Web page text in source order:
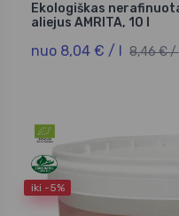
Ekologiškas
aliejus AMRITA, 10 l
nuo 8,04 € / l 8,46 € /
iki -5%